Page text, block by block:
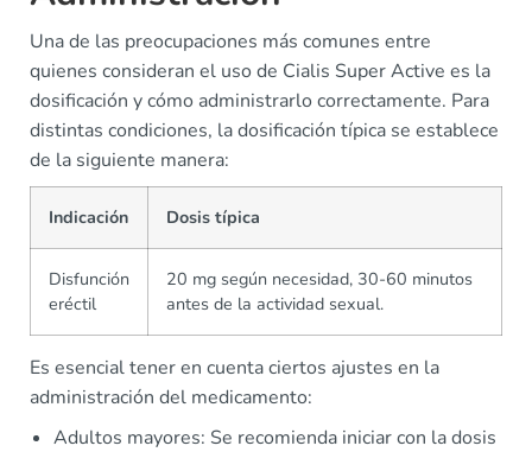
Una de las preocupaciones más comunes entre
quienes consideran el uso de Cialis Super Active es la
dosificación y cómo administrarlo correctamente. Para
distintas condiciones, la dosificación típica se establece
de la siguiente manera:
Indicación Dosis típica
Disfunción
eréctil
20 mg según necesidad, 30-60 minutos
antes de la actividad sexual.
Es esencial tener en cuenta ciertos ajustes en la
administración del medicamento:
Adultos mayores: Se recomienda iniciar con la dosis